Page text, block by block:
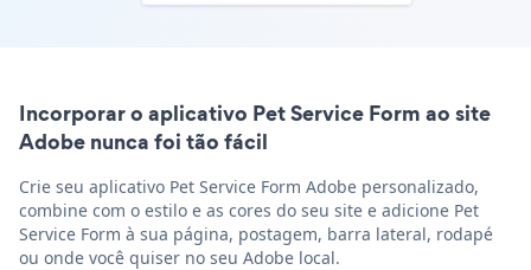
Incorporar o aplicativo Pet Service Form ao site
Adobe nunca foi tão fácil
Crie seu aplicativo Pet Service Form Adobe personalizado,
combine com o estilo e as cores do seu site e adicione Pet
Service Form à sua página, postagem, barra lateral, rodapé
ou onde você quiser no seu Adobe local.